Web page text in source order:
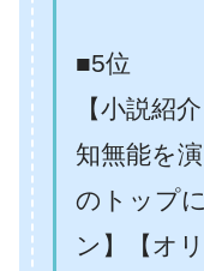
■5位
【小説紹
知無能を
のトップ
ン】【オ